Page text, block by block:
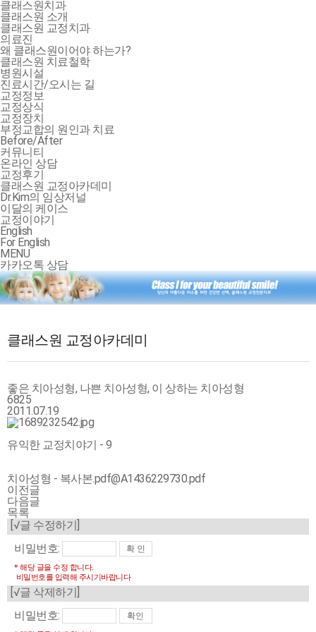
클래스원치과
클래스원 소개
클래스원 교정치과
의료진
왜 클래스원이어야 하는가?
클래스원 치료철학
병원시설
진료시간/오시는 길
교정정보
교정상식
교정장치
부정교합의 원인과 치료
Before/After
커뮤니티
온라인 상담
교정후기
클래스원 교정아카데미
Dr.Kim의 임상저널
이달의 케이스
교정이야기
English
For English
MENU
카카오톡 상담
클래스원 교정아카데미
좋은 치아성형, 나쁜 치아성형, 이 상하는 치아성형
6825
2011.07.19
유익한 교정치야기 - 9
치아성형 - 복사본.pdf@A1436229730.pdf
이전글
다음글
목록
[√글 수정하기]
비밀번호:
* 해당 글을 수정 합니다.
비밀번호를 입력해 주시기바랍니다
[√글 삭제하기]
비밀번호: